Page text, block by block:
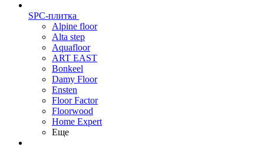
SPC-плитка
Alpine floor
Alta step
Aquafloor
ART EAST
Bonkeel
Damy Floor
Ensten
Floor Factor
Floorwood
Home Expert
Еще